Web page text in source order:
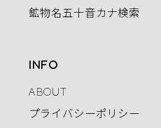
鉱物名五十音カナ検索
INFO
ABOUT
プライバシーポリシー